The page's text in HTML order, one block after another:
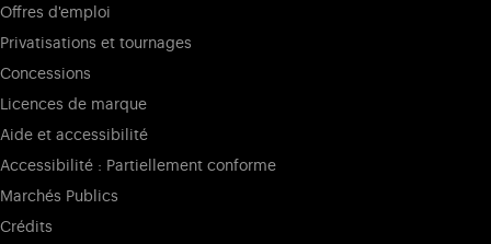
Offres d'emploi
Privatisations et tournages
Concessions
Licences de marque
Aide et accessibilité
Accessibilité : Partiellement conforme
Marchés Publics
Crédits